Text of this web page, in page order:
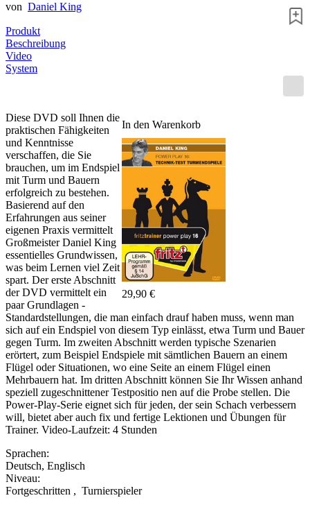
von Daniel King
Produkt
Beschreibung
Video
System
In den Warenkorb
29,90 €
Diese DVD soll Ihnen die
praktischen Fähigkeiten
und Kenntnisse
verschaffen, die Sie
brauchen, um im Endspiel
mit Turm und Bauern
erfolgreich zu bestehen.
Basierend auf den
Erfahrungen aus seiner
eigenen Praxis vermittelt
Großmeister Daniel King
essentielles Grundwissen,
was beim Lernen viel Zeit
spart. Der erste Abschnitt
der DVD vermittelt ein
paar Grundlagen -
Standardstellungen, die man einfach drauf haben muss, wenn man
sich auf ein Endspiel von diesem Typ einlässt, etwa Turm und Bauer
gegen Turm. Im zweiten Abschnitt werden typische Szenarien
erörtert, zum Beispiel Endspiele mit sämtlichen Bauern an einem
Flügel oder Situationen, wo eine Seite an einem Flügel einen
Mehrbauern hat. Im dritten Abschnitt können Sie Ihr Wissen anhand
speziell zugeschnittener Testpositio nen auf die Probe stellen. Die
Power-Play-Serie eignet sich für jeden, der sein Schach verbessern
will, bietet aber auch fix und fertige Lektionen und Übungen für
Trainer. Video-Laufzeit: 4 Stunden
Sprachen:
Deutsch, Englisch
Niveau:
Fortgeschritten , Turnierspieler